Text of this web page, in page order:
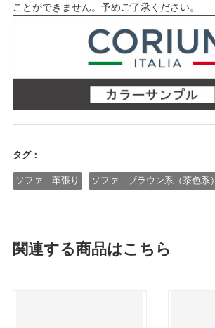
ことができません。予めご了承ください。
タグ：
ソファ 革張り ソファ ブラウン系（茶色系）
関連する商品はこちら